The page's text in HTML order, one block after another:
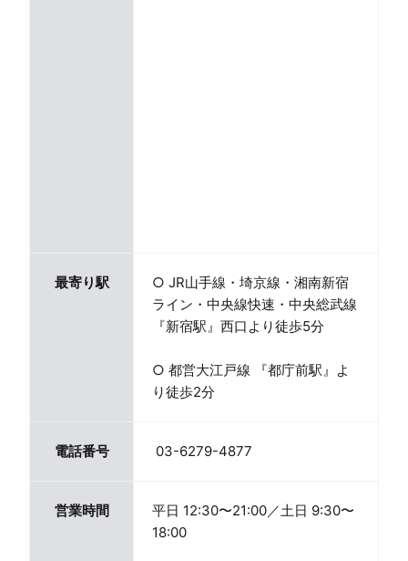
最寄り駅
○ JR山手線・埼京線・湘南新宿
ライン・中央線快速・中央総武線
『新宿駅』西口より徒歩5分
○ 都営大江戸線 『都庁前駅』よ
り徒歩2分
電話番号 03-6279-4877
営業時間
平日 12:30〜21:00／土日 9:30〜
18:00